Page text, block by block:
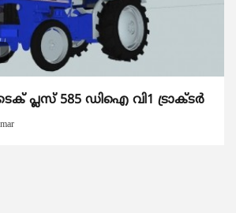
പ്ലസ് 585 ഡിഐ വി1 ട്രാക്ടർ